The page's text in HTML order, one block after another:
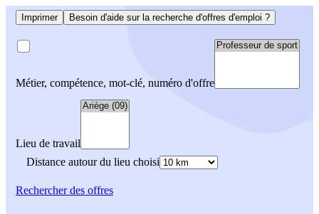
Imprimer Besoin d'aide sur la recherche d'offres d'emploi ?
Métier, compétence, mot-clé, numéro d'offre
Lieu de travail
Distance autour du lieu choisi
Rechercherdes offres